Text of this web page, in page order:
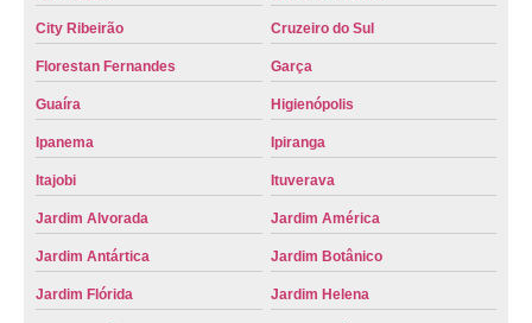
valor emplacamento mercosul agendamento Votuporanga
preço emplacamento mercosul agendamento Jardim Procópio
mercosul emplacamento preço Nuporanga
emplacamento mercosul valor agendar Jardim Botânico
preço emplacamento mercosul Jardim José Roberto Téo
qual o valor do emplacamento mercosul agendamento Jardim América
valor do emplacamento mercosul Região Metropolitana de Ribeirão Preto
City Ribeirão Cruzeiro do Sul
Florestan Fernandes Garça
Guaíra Higienópolis
Ipanema Ipiranga
Itajobi Ituverava
Jardim Alvorada Jardim América
Jardim Antártica Jardim Botânico
Jardim Flórida Jardim Helena